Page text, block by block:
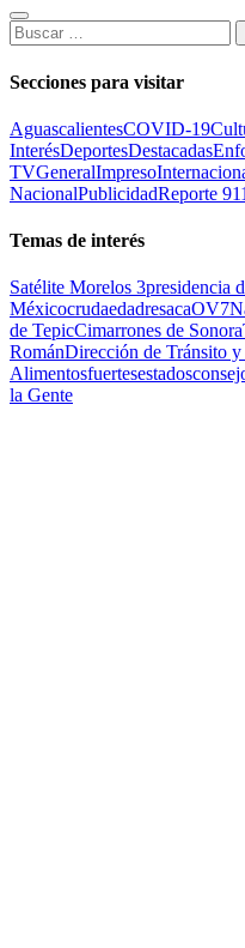
Buscar:
Secciones para visitar
AguascalientesCOVID-19
InterésDeportesDestacadas
TVGeneralImpreso
NacionalPublicidadReporte 911
Temas de interés
Satélite Morelos 3presidencia
MéxicocrudaedadresacaOV7
de TepicCimarrones de Sonora
RománDirección de Tránsito
Alimentosfuertesestados
la Gente